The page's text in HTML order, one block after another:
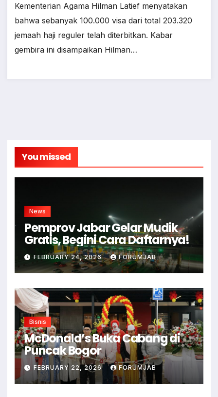
Kementerian Agama Hilman Latief menyatakan
bahwa sebanyak 100.000 visa dari total 203.320
jemaah haji reguler telah diterbitkan. Kabar
gembira ini disampaikan Hilman…
You missed
News
Pemprov Jabar Gelar Mudik
Gratis, Begini Cara Daftarnya!
FEBRUARY 24, 2026 FORUMJAB
Bisnis
McDonald’s Buka Cabang di
Puncak Bogor
FEBRUARY 22, 2026 FORUMJAB